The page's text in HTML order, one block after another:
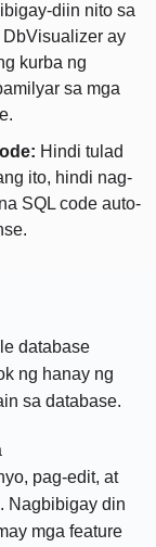
diin nito sa
ay
kurba ng
sa mga
Hindi tulad
ito, hindi nag-
SQL code auto-
database
ng hanay ng
sa database.
pag-edit, at
Nagbibigay din
mga feature